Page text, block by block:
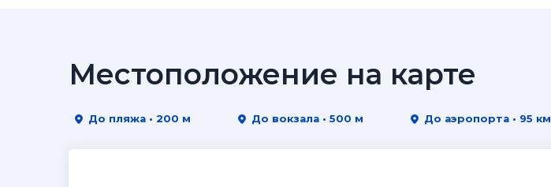
Местоположение на карте
До пляжа • 200 м До вокзала • 500 м До аэропорта • 95 км